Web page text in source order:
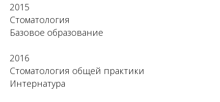
2015
Стоматология
Базовое образование
2016
Стоматология общей практики
Интернатура